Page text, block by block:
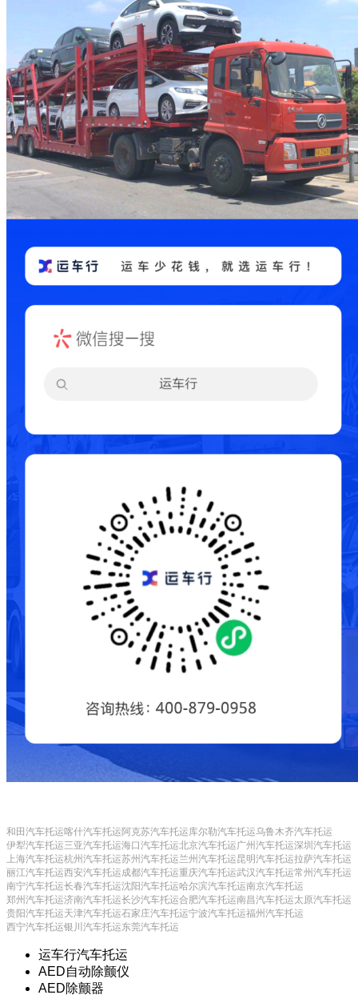
和田汽车托运喀什汽车托运阿克苏汽车托运库尔勒汽车托运乌鲁木齐汽车托运
伊犁汽车托运三亚汽车托运海口汽车托运北京汽车托运广州汽车托运深圳汽车托运
上海汽车托运杭州汽车托运苏州汽车托运兰州汽车托运昆明汽车托运拉萨汽车托运
丽江汽车托运西安汽车托运成都汽车托运重庆汽车托运武汉汽车托运常州汽车托运
南宁汽车托运长春汽车托运沈阳汽车托运哈尔滨汽车托运南京汽车托运
郑州汽车托运济南汽车托运长沙汽车托运合肥汽车托运南昌汽车托运太原汽车托运
贵阳汽车托运天津汽车托运石家庄汽车托运宁波汽车托运福州汽车托运
西宁汽车托运银川汽车托运东莞汽车托运
运车行汽车托运
AED自动除颤仪
AED除颤器